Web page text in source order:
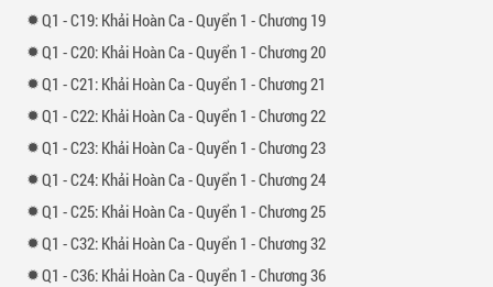
1 - 19: Khải Hoàn Ca - Quyển 1 - Chương 19
1 - 20: Khải Hoàn Ca - Quyển 1 - Chương 20
1 - 21: Khải Hoàn Ca - Quyển 1 - Chương 21
1 - 22: Khải Hoàn Ca - Quyển 1 - Chương 22
1 - 23: Khải Hoàn Ca - Quyển 1 - Chương 23
1 - 24: Khải Hoàn Ca - Quyển 1 - Chương 24
1 - 25: Khải Hoàn Ca - Quyển 1 - Chương 25
1 - 32: Khải Hoàn Ca - Quyển 1 - Chương 32
1 - 36: Khải Hoàn Ca - Quyển 1 - Chương 36